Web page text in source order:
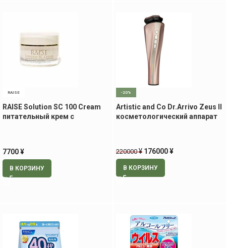
RAISE
RAISE Solution SC 100 Cream
питательный крем с
7700¥
В КОРЗИНУ
-20%
Artistic and Co Dr.Arrivo Zeus II
косметологический аппарат
220000¥ 176000¥
В КОРЗИНУ